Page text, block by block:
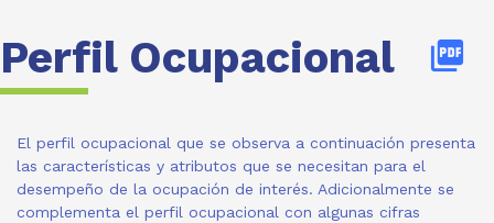
Perfil Ocupacional picture_as_pdf
El perfil ocupacional que se observa a continuación presenta
las características y atributos que se necesitan para el
desempeño de la ocupación de interés. Adicionalmente se
complementa el perfil ocupacional con algunas cifras